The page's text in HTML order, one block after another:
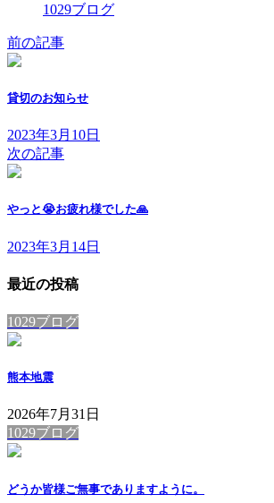
1029ブログ
前の記事
貸切のお知らせ
2023年3月10日
次の記事
やっと😭お疲れ様でした🙏
2023年3月14日
最近の投稿
1029ブログ
熊本地震
2026年7月31日
1029ブログ
どうか皆様ご無事でありますように。